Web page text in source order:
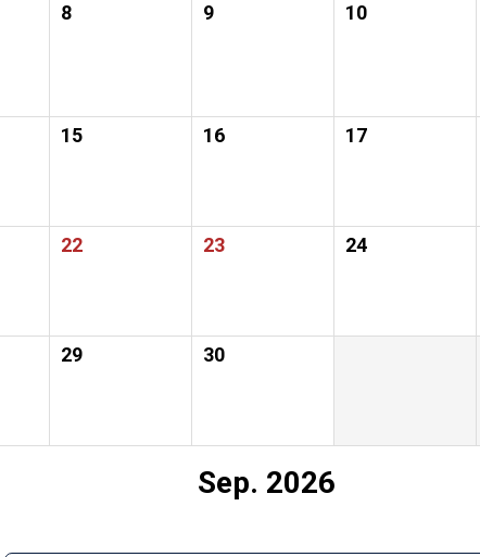
8 9 10
15 16 17
22 23 24
29 30
Sep. 2026